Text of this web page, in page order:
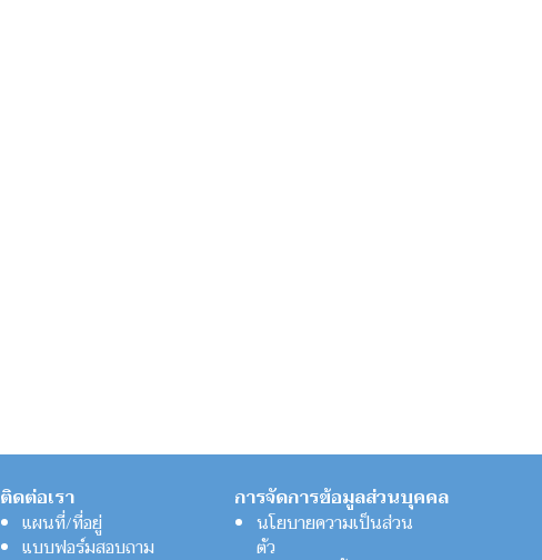
ติดต่อเรา
แผนที่/ที่อยู่
แบบฟอร์มสอบถาม
การจัดการข้อมูลส่วนบุคคล
นโยบายความเป็นส่วน
ตัว